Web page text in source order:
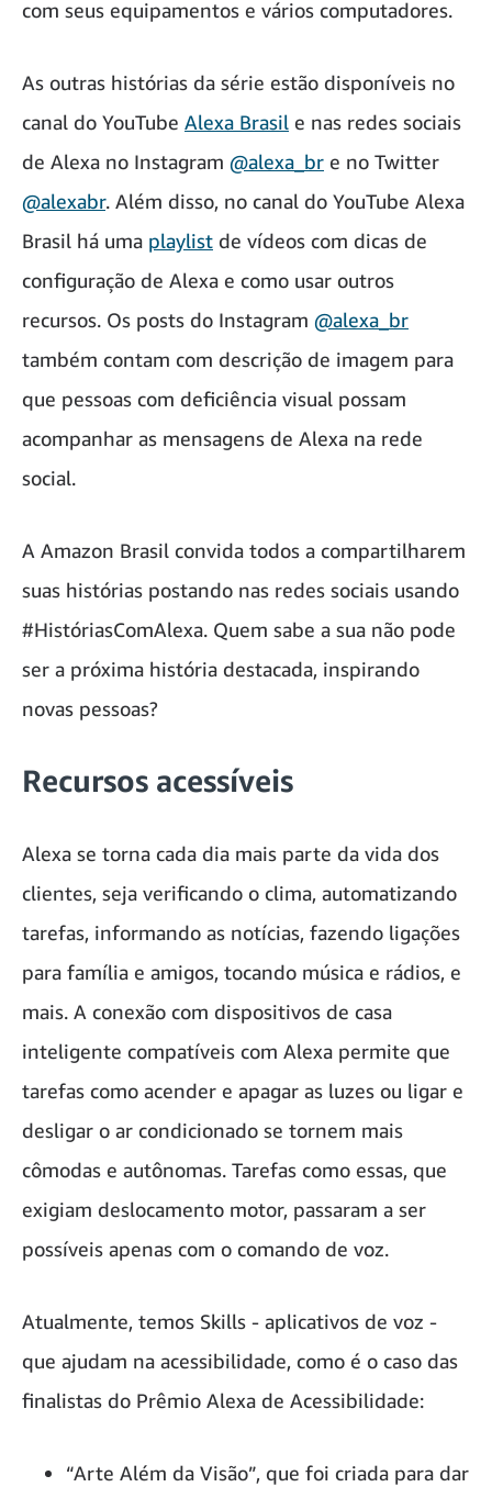
com seus equipamentos e vários computadores.
As outras histórias da série estão disponíveis no
canal do YouTube Alexa Brasil e nas redes sociais
de Alexa no Instagram @alexa_br e no Twitter
@alexabr. Além disso, no canal do YouTube Alexa
Brasil há uma playlist de vídeos com dicas de
configuração de Alexa e como usar outros
recursos. Os posts do Instagram @alexa_br
também contam com descrição de imagem para
que pessoas com deficiência visual possam
acompanhar as mensagens de Alexa na rede
social.
A Amazon Brasil convida todos a compartilharem
suas histórias postando nas redes sociais usando
#HistóriasComAlexa. Quem sabe a sua não pode
ser a próxima história destacada, inspirando
novas pessoas?
Recursos acessíveis
Alexa se torna cada dia mais parte da vida dos
clientes, seja verificando o clima, automatizando
tarefas, informando as notícias, fazendo ligações
para família e amigos, tocando música e rádios, e
mais. A conexão com dispositivos de casa
inteligente compatíveis com Alexa permite que
tarefas como acender e apagar as luzes ou ligar e
desligar o ar condicionado se tornem mais
cômodas e autônomas. Tarefas como essas, que
exigiam deslocamento motor, passaram a ser
possíveis apenas com o comando de voz.
Atualmente, temos Skills - aplicativos de voz -
que ajudam na acessibilidade, como é o caso das
finalistas do Prêmio Alexa de Acessibilidade:
“Arte Além da Visão”, que foi criada para dar